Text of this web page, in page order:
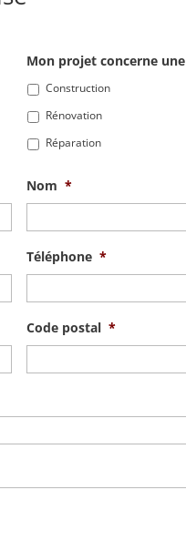
Mon projet concerne une
Construction
Rénovation
Réparation
Nom *
Téléphone *
Code postal *